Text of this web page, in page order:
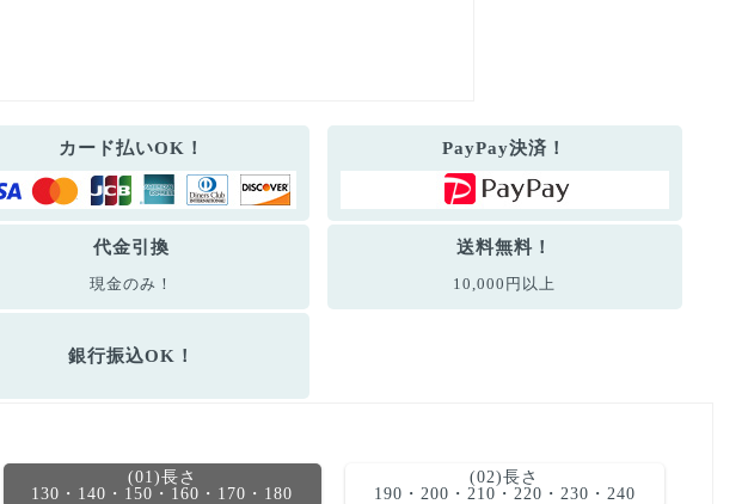
カード払いOK！ PayPay決済！
代金引換
現金のみ！
送料無料！
10,000円以上
銀行振込OK！
(01)長さ
130・140・150・160・170・180
(02)長さ
190・200・210・220・230・240